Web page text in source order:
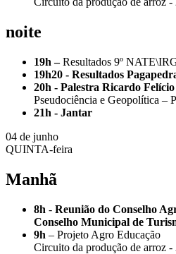
noite
19h –Resultados 9º
19h20 - Resultados
20h - Palestra Ricardo Felício
Pseudociência e Geopolítica –
21h - Jantar
04 de junho
QUINTA-feira
Manhã
8h - Reunião do Conselho
Conselho Municipal de
9h – Projeto Agro Educação
Circuito da produção de arroz -